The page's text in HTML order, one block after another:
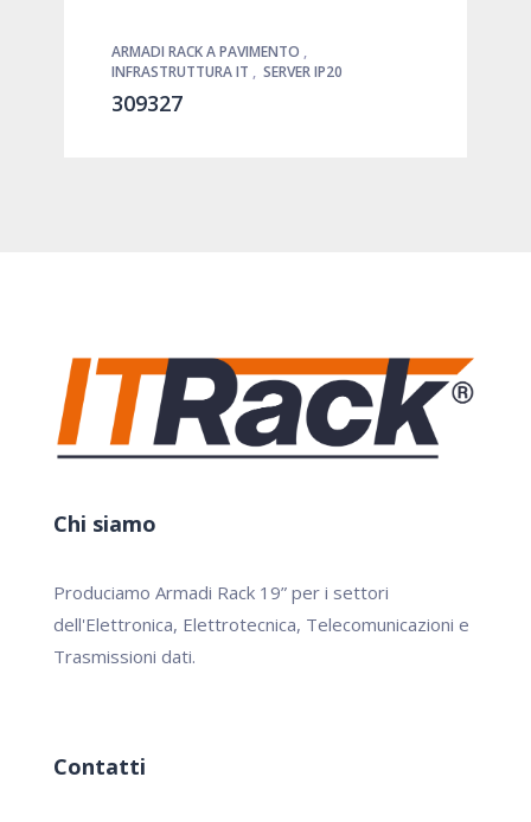
ARMADI RACK A PAVIMENTO ,
INFRASTRUTTURA IT , SERVER IP20
309327
Chi siamo
Produciamo Armadi Rack 19” per i settori
dell'Elettronica, Elettrotecnica, Telecomunicazioni e
Trasmissioni dati.
Contatti